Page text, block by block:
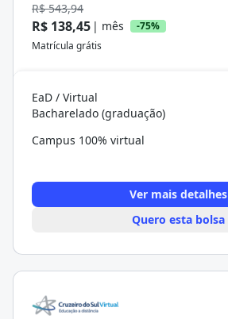
R$ 543,94
R$ 138,45 | mês
-75%
Matrícula grátis
EaD / Virtual
Bacharelado (graduação)
Campus 100% virtual
Ver mais detalhes
Quero esta bolsa